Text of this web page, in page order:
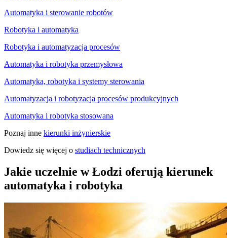
Automatyka i sterowanie robotów
Robotyka i automatyka
Robotyka i automatyzacja procesów
Automatyka i robotyka przemysłowa
Automatyka, robotyka i systemy sterowania
Automatyzacja i robotyzacja procesów produkcyjnych
Automatyka i robotyka stosowana
Poznaj inne kierunki inżynierskie
Dowiedz się więcej o studiach technicznych
Jakie uczelnie w Łodzi oferują kierunek
automatyka i robotyka